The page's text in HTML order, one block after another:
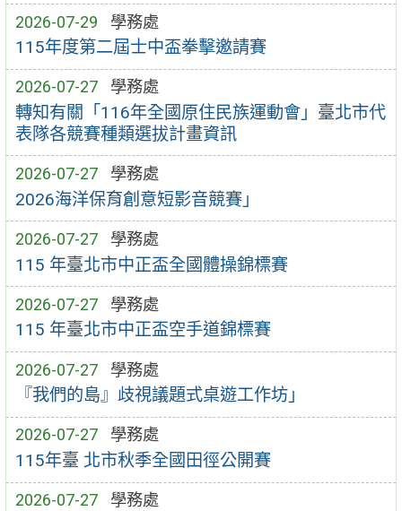
2026-07-29 學務處
115年度第二屆士中盃拳擊邀請賽
2026-07-27 學務處
轉知有關「116年全國原住民族運動會」臺北市代
表隊各競賽種類選拔計畫資訊
2026-07-27 學務處
2026海洋保育創意短影音競賽」
2026-07-27 學務處
115 年臺北市中正盃全國體操錦標賽
2026-07-27 學務處
115 年臺北市中正盃空手道錦標賽
2026-07-27 學務處
『我們的島』歧視議題式桌遊工作坊」
2026-07-27 學務處
115年臺 北市秋季全國田徑公開賽
2026-07-27 學務處